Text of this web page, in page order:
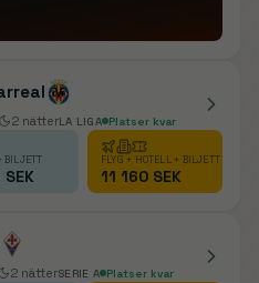
2 nätterLA LIGA Platser kvar
BILJETT FLYG + HOTELL + BILJETT
11 160 SEK
2 nätterSERIE A Platser kvar